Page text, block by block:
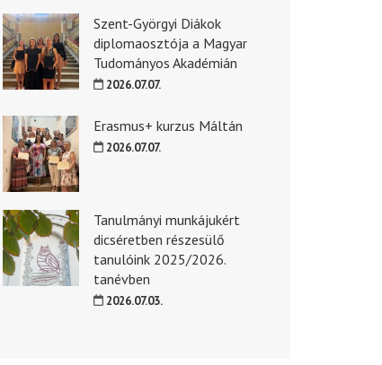
Szent-Györgyi Diákok
diplomaosztója a Magyar
Tudományos Akadémián
2026.07.07.
Erasmus+ kurzus Máltán
2026.07.07.
Tanulmányi munkájukért
dicséretben részesülő
tanulóink 2025/2026.
tanévben
2026.07.03.